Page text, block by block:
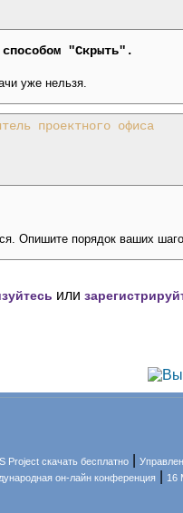
"Скрыть".
уже нельзя.
проектного офиса
Опишите порядок ваших
или
Project скачать бесплатно |
он-лайн конференция
16